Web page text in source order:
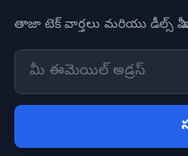
తాజా టెక్ వార్తలు మరియు డీల్స్ మీ